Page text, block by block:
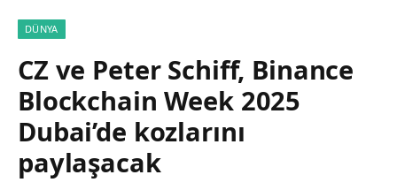
DÜNYA
CZ ve Peter Schiff, Binance
Blockchain Week 2025
Dubai’de kozlarını
paylaşacak